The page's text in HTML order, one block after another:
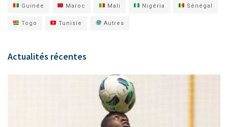
Guinée Maroc Mali Nigéria Sénégal
Togo Tunisie Autres
Actualités récentes